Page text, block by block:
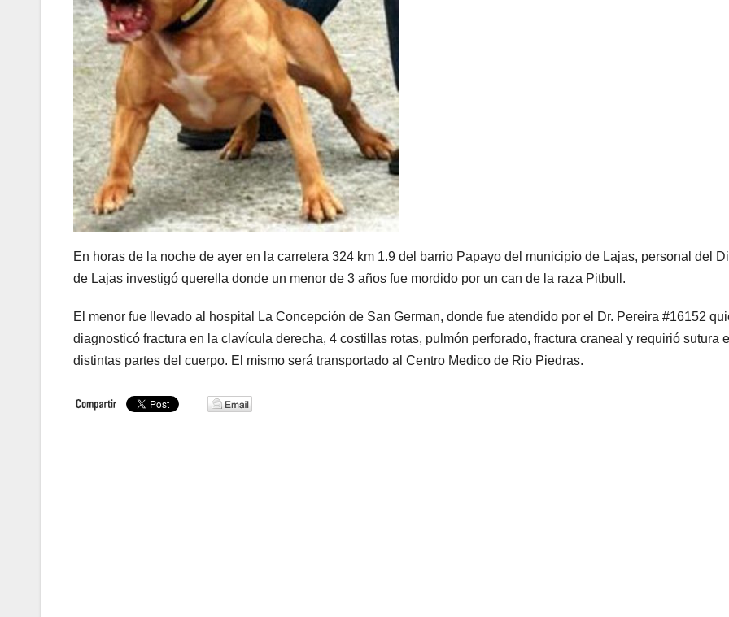
En horas de la noche de ayer en la carretera 324 km 1.9 del barrio Papayo del municipio de Lajas, personal del
de Lajas investigó querella donde un menor de 3 años fue mordido por un can de la raza Pitbull.
El menor fue llevado al hospital La Concepción de San German, donde fue atendido por el Dr. Pereira #16152
diagnosticó fractura en la clavícula derecha, 4 costillas rotas, pulmón perforado, fractura craneal y requirió sutura
distintas partes del cuerpo. El mismo será transportado al Centro Medico de Rio Piedras.